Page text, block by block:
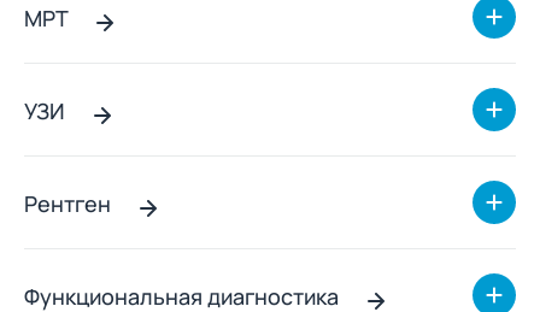
МРТ
УЗИ
Рентген
Функциональная диагностика